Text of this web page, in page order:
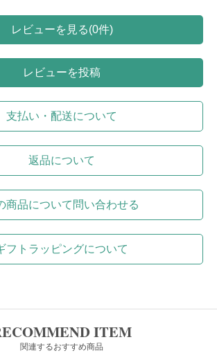
レビューを見る(0件)
レビューを投稿
支払い・配送について
返品について
商品について問い合わせる
フトラッピングについて
ITEM
関連するおすすめ商品